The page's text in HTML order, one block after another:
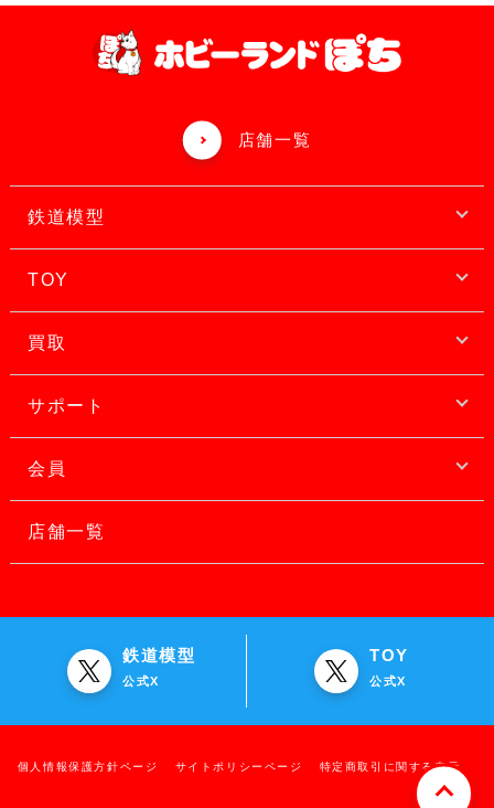
店舗一覧
鉄道模型
TOY
買取
サポート
会員
店舗一覧
鉄道模型
公式X
TOY
公式X
個人情報保護方針ページ サイトポリシーページ 特定商取引に関する表示